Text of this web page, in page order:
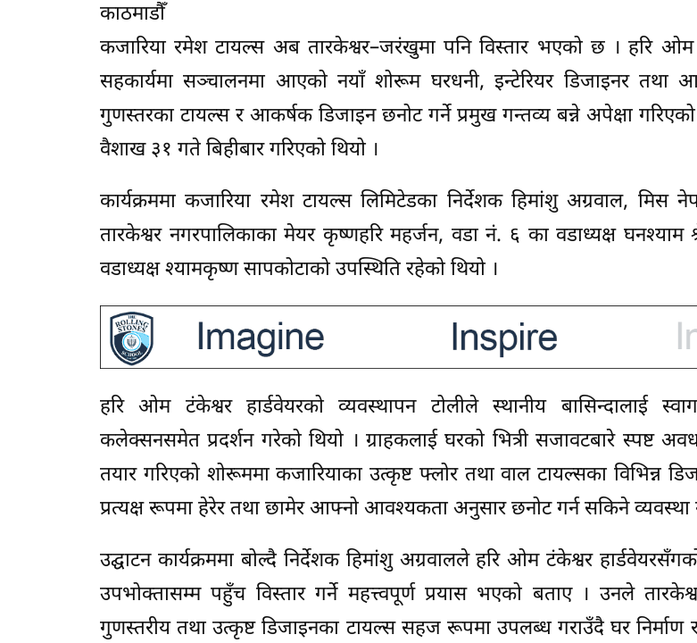
काठमाडौँ
कजारिया रमेश टायल्स अब तारकेश्वर–जरंखुमा पनि विस्तार भएको छ । हरि ओम
सहकार्यमा सञ्चालनमा आएको नयाँ शोरूम घरधनी, इन्टेरियर डिजाइनर तथा
गुणस्तरका टायल्स र आकर्षक डिजाइन छनोट गर्ने प्रमुख गन्तव्य बन्ने अपेक्षा
वैशाख ३१ गते बिहीबार गरिएको थियो ।
कार्यक्रममा कजारिया रमेश टायल्स लिमिटेडका निर्देशक हिमांशु अग्रवाल, मिस
तारकेश्वर नगरपालिकाका मेयर कृष्णहरि महर्जन, वडा नं. ६ का वडाध्यक्ष घनश्याम
वडाध्यक्ष श्यामकृष्ण सापकोटाको उपस्थिति रहेको थियो ।
हरि ओम टंकेश्वर हार्डवेयरको व्यवस्थापन टोलीले स्थानीय बासिन्दालाई
कलेक्सनसमेत प्रदर्शन गरेको थियो । ग्राहकलाई घरको भित्री सजावटबारे स्पष्ट
तयार गरिएको शोरूममा कजारियाका उत्कृष्ट फ्लोर तथा वाल टायल्सका विभिन्न
प्रत्यक्ष रूपमा हेरेर तथा छामेर आफ्नो आवश्यकता अनुसार छनोट गर्न सकिने व्यवस्था
उद्घाटन कार्यक्रममा बोल्दै निर्देशक हिमांशु अग्रवालले हरि ओम टंकेश्वर
उपभोक्तासम्म पहुँच विस्तार गर्ने महत्त्वपूर्ण प्रयास भएको बताए । उनले
गुणस्तरीय तथा उत्कृष्ट डिजाइनका टायल्स सहज रूपमा उपलब्ध गराउँदै घर निर्माण